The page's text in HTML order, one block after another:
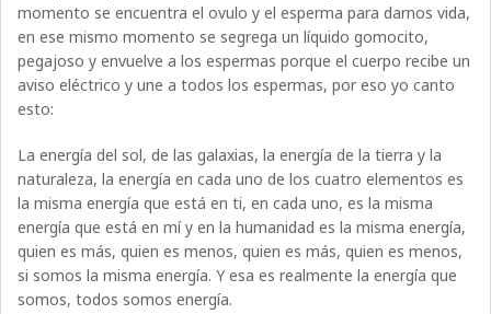
momento se encuentra el ovulo y el esperma para darnos vida,
en ese mismo momento se segrega un líquido gomocito,
pegajoso y envuelve a los espermas porque el cuerpo recibe un
aviso eléctrico y une a todos los espermas, por eso yo canto
esto:
La energía del sol, de las galaxias, la energía de la tierra y la
naturaleza, la energía en cada uno de los cuatro elementos es
la misma energía que está en ti, en cada uno, es la misma
energía que está en mí y en la humanidad es la misma energía,
quien es más, quien es menos, quien es más, quien es menos,
si somos la misma energía. Y esa es realmente la energía que
somos, todos somos energía.